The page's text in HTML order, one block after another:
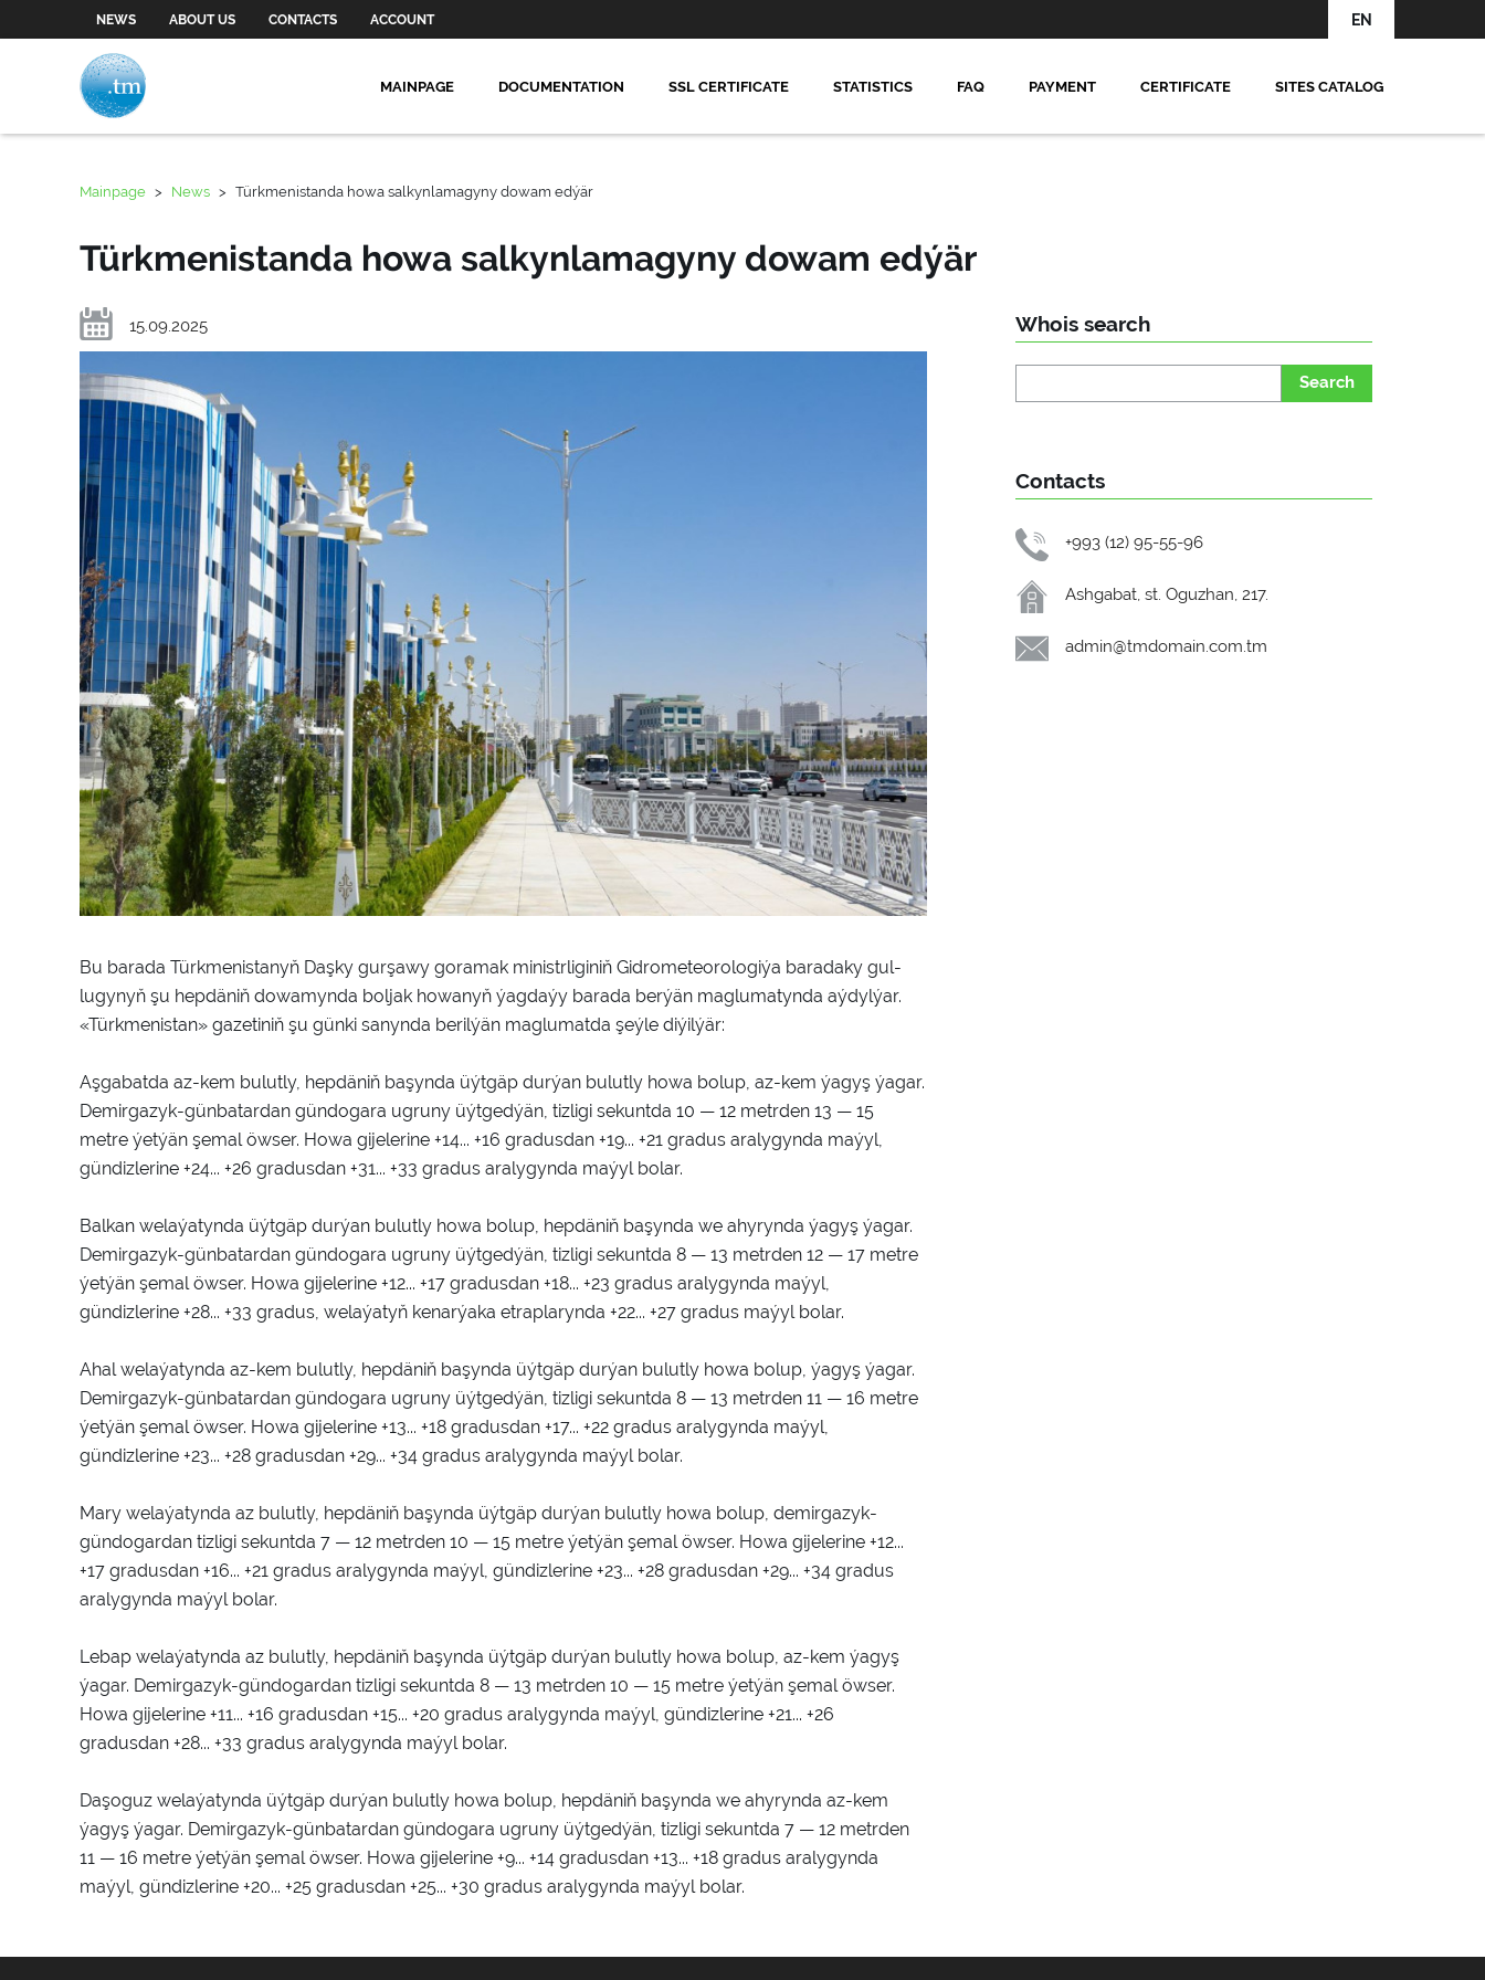
NEWS ABOUT US CONTACTS ACCOUNT EN
MAINPAGE DOCUMENTATION SSL CERTIFICATE STATISTICS FAQ PAYMENT CERTIFICATE SITES CATALOG
Mainpage > News > Türkmenistanda howa salkynlamagyny dowam edýär
Türkmenistanda howa salkynlamagyny dowam edýär
15.09.2025
Bu barada Türkmenistanyň Daşky gurşawy goramak ministrliginiň Gidrometeorologiýa baradaky gul­­
lugynyň şu hepdäniň dowamynda boljak howanyň ýagdaýy barada berýän maglumatynda aýdylýar.
«Türkmenistan» gazetiniň şu günki sanynda berilýän maglumatda şeýle diýilýär:
Aşgabatda az-kem bulutly, hepdäniň başynda üýtgäp durýan bulutly howa bolup, az-kem ýagyş ýagar.
Demirgazyk-günbatardan gündogara ugruny üýtgedýän, tizligi sekuntda 10 — 12 metrden 13 — 15
metre ýetýän şemal öwser. Howa gijelerine +14... +16 gradusdan +19... +21 gradus aralygynda maýyl,
gündizlerine +24... +26 gradusdan +31... +33 gradus aralygynda maýyl bolar.
Balkan welaýatynda üýtgäp durýan bulutly howa bolup, hepdäniň başynda we ahyrynda ýagyş ýagar.
Demirgazyk-günbatardan gündogara ugruny üýtgedýän, tizligi sekuntda 8 — 13 metrden 12 — 17 metre
ýetýän şemal öwser. Howa gijelerine +12... +17 gradusdan +18... +23 gradus aralygynda maýyl,
gündizlerine +28... +33 gradus, welaýatyň kenarýaka etraplarynda +22... +27 gradus maýyl bolar.
Ahal welaýatynda az-kem bulutly, hepdäniň başynda üýtgäp durýan bulutly howa bolup, ýagyş ýagar.
Demirgazyk-günbatardan gündogara ugruny üýtgedýän, tizligi sekuntda 8 — 13 metrden 11 — 16 metre
ýetýän şemal öwser. Howa gijelerine +13... +18 gradusdan +17... +22 gradus aralygynda maýyl,
gündizlerine +23... +28 gradusdan +29... +34 gradus aralygynda maýyl bolar.
Mary welaýatynda az bulutly, hepdäniň başynda üýtgäp durýan bulutly howa bolup, demirgazyk-
gündogardan tizligi sekuntda 7 — 12 metrden 10 — 15 metre ýetýän şemal öwser. Howa gijelerine +12...
+17 gradusdan +16... +21 gradus aralygynda maýyl, gündizlerine +23... +28 gradusdan +29... +34 gradus
aralygynda maýyl bolar.
Lebap welaýatynda az bulutly, hepdäniň başynda üýtgäp durýan bulutly howa bolup, az-kem ýagyş
ýagar. Demirgazyk-gündogardan tizligi sekuntda 8 — 13 metrden 10 — 15 metre ýetýän şemal öwser.
Howa gijelerine +11... +16 gradusdan +15... +20 gradus aralygynda maýyl, gündizlerine +21... +26
gradusdan +28... +33 gradus aralygynda maýyl bolar.
Daşoguz welaýatynda üýtgäp durýan bulutly howa bolup, hepdäniň başynda we ahyrynda az-kem
ýagyş ýagar. Demirgazyk-günbatardan gündogara ugruny üýtgedýän, tizligi sekuntda 7 — 12 metrden
11 — 16 metre ýetýän şemal öwser. Howa gijelerine +9... +14 gradusdan +13... +18 gradus aralygynda
maýyl, gündizlerine +20... +25 gradusdan +25... +30 gradus aralygynda maýyl bolar.
Whois search
Search
Contacts
+993 (12) 95-55-96
Ashgabat, st. Oguzhan, 217.
admin@tmdomain.com.tm